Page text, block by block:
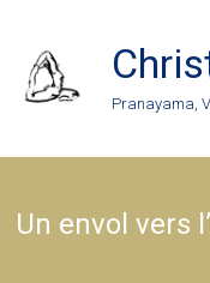
content
Pranayama,
Un envol vers